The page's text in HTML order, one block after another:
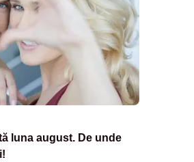
luna august. De unde